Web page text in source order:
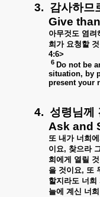
3. 감사하므
Give
아무것도 염려
희가 요청할
4:6>
6 Do not be
situation, by
present your
4. 성령님께
Ask and
또 내가 너희에
이요, 찾으라
희에게 열릴
을 것이요, 또
할지라도 너희
늘에 계신 너희